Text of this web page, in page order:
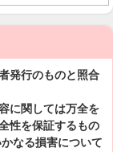
発行のものと照合
に関しては万全を
性を保証するもの
なる損害について